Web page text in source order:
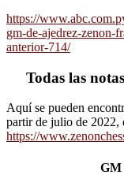
https://
gm-de-ajedrez-zenon-
anterior-714/
Todas las
Aquí se pueden
partir de julio de 2022,
https://
GM